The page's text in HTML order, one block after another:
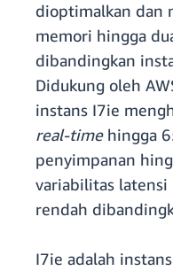
dioptimalkan dan
memori hingga
dibandingkan
Didukung oleh
instans I7ie
real-timehingga
penyimpanan
variabilitas
rendah
I7ie adalah